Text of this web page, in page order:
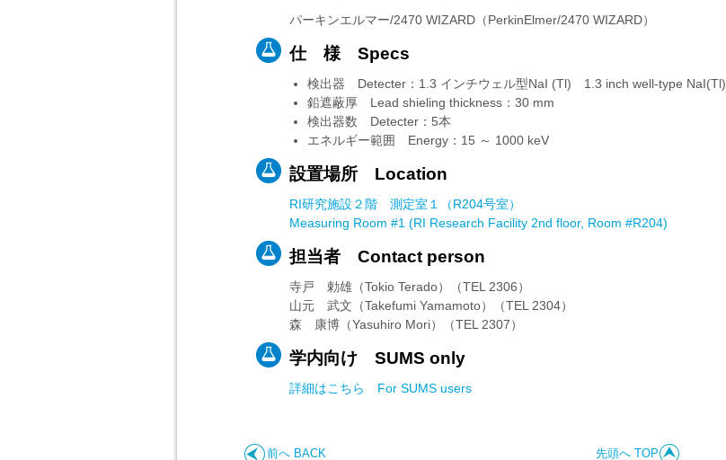
パーキンエルマー/2470 WIZARD（PerkinElmer/2470 WIZARD）
仕 様 Specs
検出器 Detecter：1.3 インチウェル型NaI (Tl) 1.3 inch well-type NaI(Tl)
鉛遮蔽厚 Lead shieling thickness：30 mm
検出器数 Detecter：5本
エネルギー範囲 Energy：15 ～ 1000 keV
設置場所 Location
RI研究施設２階 測定室１（R204号室）
Measuring Room #1 (RI Research Facility 2nd floor, Room #R204)
担当者 Contact person
寺戸 勅雄（Tokio Terado）（TEL 2306）
山元 武文（Takefumi Yamamoto）（TEL 2304）
森 康博（Yasuhiro Mori）（TEL 2307）
学内向け SUMS only
詳細はこちら For SUMS users
前へ BACK 先頭へ TOP